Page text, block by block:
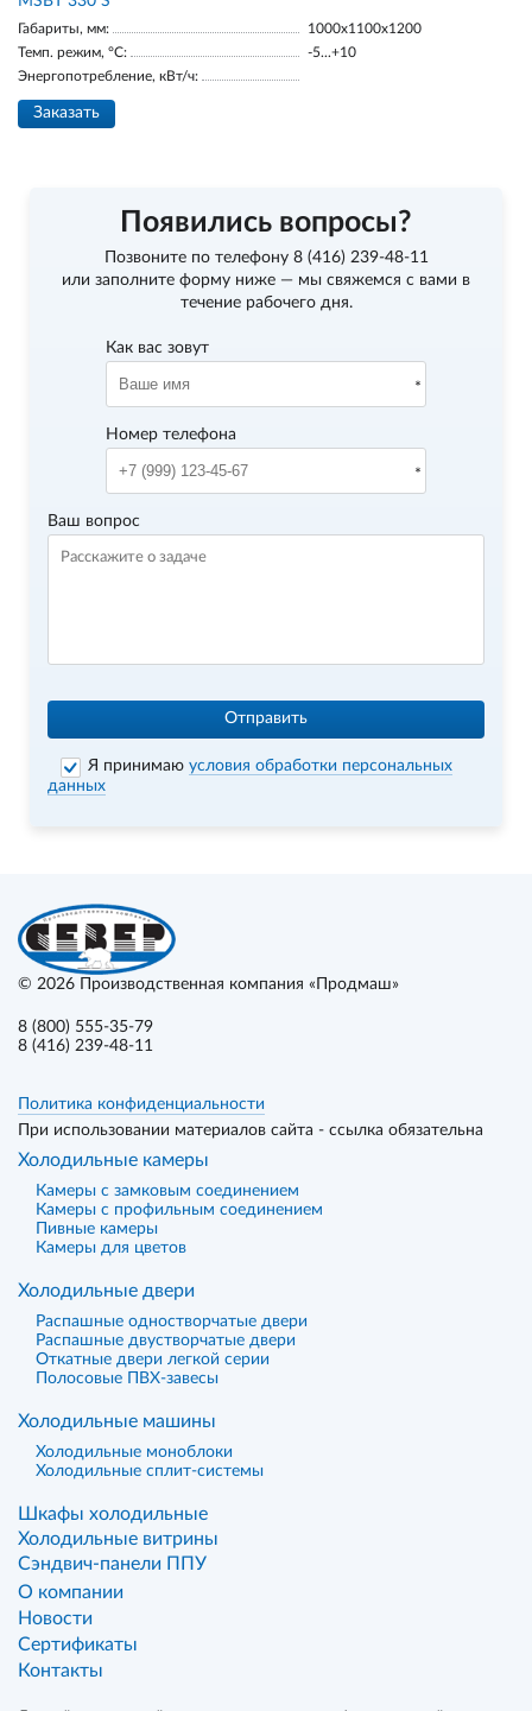
Габариты, мм:
1000х1100х1200
Темп. режим, °С:
-5...+10
Энергопотребление, кВт/ч:
Заказать
Появились вопросы?
Позвоните по телефону 8 (416) 239-48-11
или заполните форму ниже — мы свяжемся с вами в
течение рабочего дня.
Как вас зовут
Номер телефона
Ваш вопрос
Отправить
Я принимаюусловия обработки персональных
данных
© 2026 Производственная компания «Продмаш»
8 (800) 555-35-79
8 (416) 239-48-11
Политика конфиденциальности
При использовании материалов сайта - ссылка обязательна
Холодильные камеры
Камеры с замковым соединением
Камеры с профильным соединением
Пивные камеры
Камеры для цветов
Холодильные двери
Распашные одностворчатые двери
Распашные двустворчатые двери
Откатные двери легкой серии
Полосовые ПВХ-завесы
Холодильные машины
Холодильные моноблоки
Холодильные сплит-системы
Шкафы холодильные
Холодильные витрины
Сэндвич-панели ППУ
О компании
Новости
Сертификаты
Контакты